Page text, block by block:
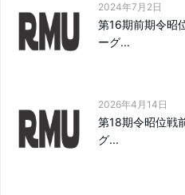
2024年7月2日
第16期前期令昭
ーグ...
2026年4月14日
第18期令昭位戦
グ...